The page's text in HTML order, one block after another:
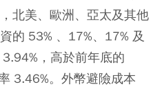
北美、歐洲、亞太及其他
的 53% 、17%、17% 及
，高於前年底的
3.46%。外幣避險成本